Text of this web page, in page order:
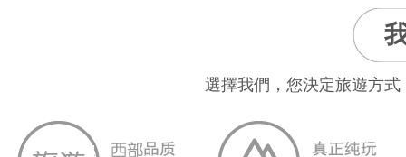
選擇我們，您決定旅遊方